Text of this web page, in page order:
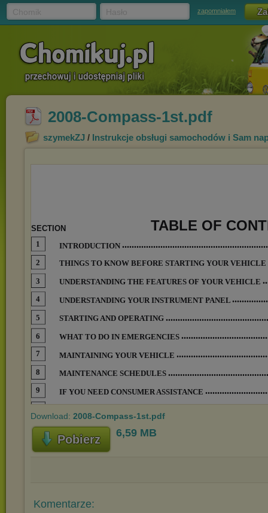
zapomniałem
2008-Compass-1st.pdf
szymekZJ / Instrukcje obsługi samochodów i Sam
Download: 2008-Compass-1st.pdf
Pobierz 6,59 MB
Komentarze: